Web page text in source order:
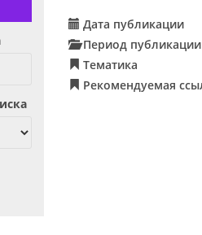
Дата публикации
Период публикации
Тематика
Рекомендуемая